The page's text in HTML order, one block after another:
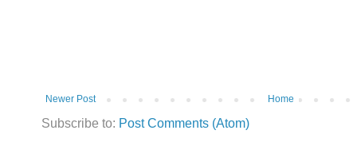
Newer Post Home
Subscribe to: Post Comments (Atom)